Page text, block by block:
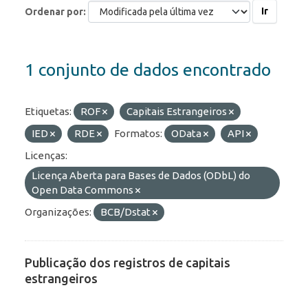
Ordenar por Ir
1 conjunto de dados encontrado
Etiquetas: ROF
Capitais Estrangeiros
IED
RDE Formatos: OData
API
Licenças:
Licença Aberta para Bases de Dados (ODbL) do
Open Data Commons
Organizações:
BCB/Dstat
Publicação dos registros de capitais
estrangeiros